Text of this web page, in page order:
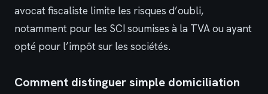
avocat fiscaliste limite les risques d’oubli,
notamment pour les SCI soumises à la TVA ou ayant
opté pour l’impôt sur les sociétés.
Comment distinguer simple domiciliation